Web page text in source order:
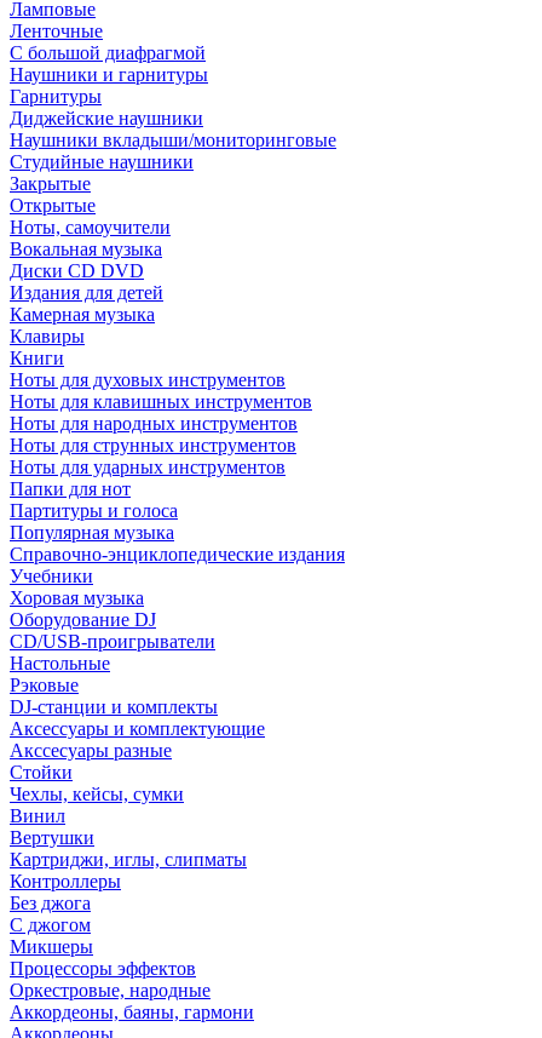
Ламповые
Ленточные
С большой диафрагмой
Наушники и гарнитуры
Гарнитуры
Диджейские наушники
Наушники вкладыши/мониторинговые
Студийные наушники
Закрытые
Открытые
Ноты, самоучители
Вокальная музыка
Диски CD DVD
Издания для детей
Камерная музыка
Клавиры
Книги
Ноты для духовых инструментов
Ноты для клавишных инструментов
Ноты для народных инструментов
Ноты для струнных инструментов
Ноты для ударных инструментов
Папки для нот
Партитуры и голоса
Популярная музыка
Справочно-энциклопедические издания
Учебники
Хоровая музыка
Оборудование DJ
CD/USB-проигрыватели
Настольные
Рэковые
DJ-станции и комплекты
Аксессуары и комплектующие
Акссесуары разные
Стойки
Чехлы, кейсы, сумки
Винил
Вертушки
Картриджи, иглы, слипматы
Контроллеры
Без джога
С джогом
Микшеры
Процессоры эффектов
Оркестровые, народные
Аккордеоны, баяны, гармони
Аккордеоны